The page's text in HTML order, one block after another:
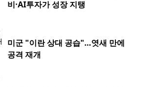
비·AI투자가 성장 지탱
미군 "이란 상대 공습"…엿새 만에
공격 재개